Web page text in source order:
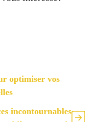
optimiser vos
incontournables